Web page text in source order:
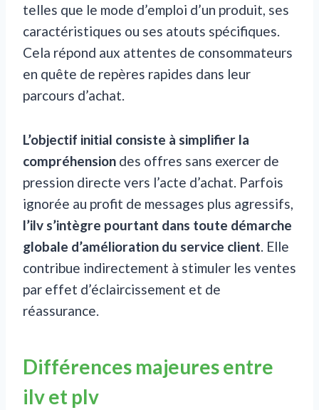
telles que le mode d’emploi d’un produit, ses
caractéristiques ou ses atouts spécifiques.
Cela répond aux attentes de consommateurs
en quête de repères rapides dans leur
parcours d’achat.
L’objectif initial consiste à simplifier la
compréhension des offres sans exercer de
pression directe vers l’acte d’achat. Parfois
ignorée au profit de messages plus agressifs,
l’ilv s’intègre pourtant dans toute démarche
globale d’amélioration du service client. Elle
contribue indirectement à stimuler les ventes
par effet d’éclaircissement et de
réassurance.
Différences majeures entre
ilv et plv